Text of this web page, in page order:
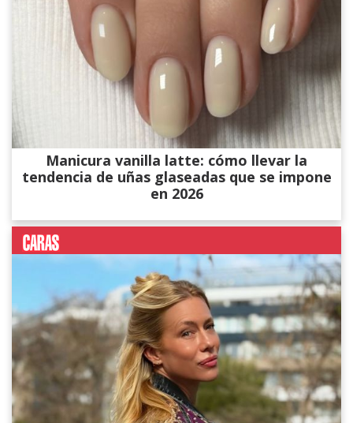
Manicura vanilla latte: cómo llevar la
tendencia de uñas glaseadas que se impone
en 2026